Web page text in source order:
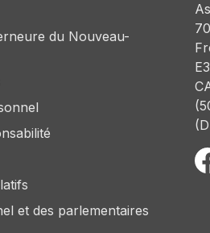
du Nouveau-
et des parlementaires